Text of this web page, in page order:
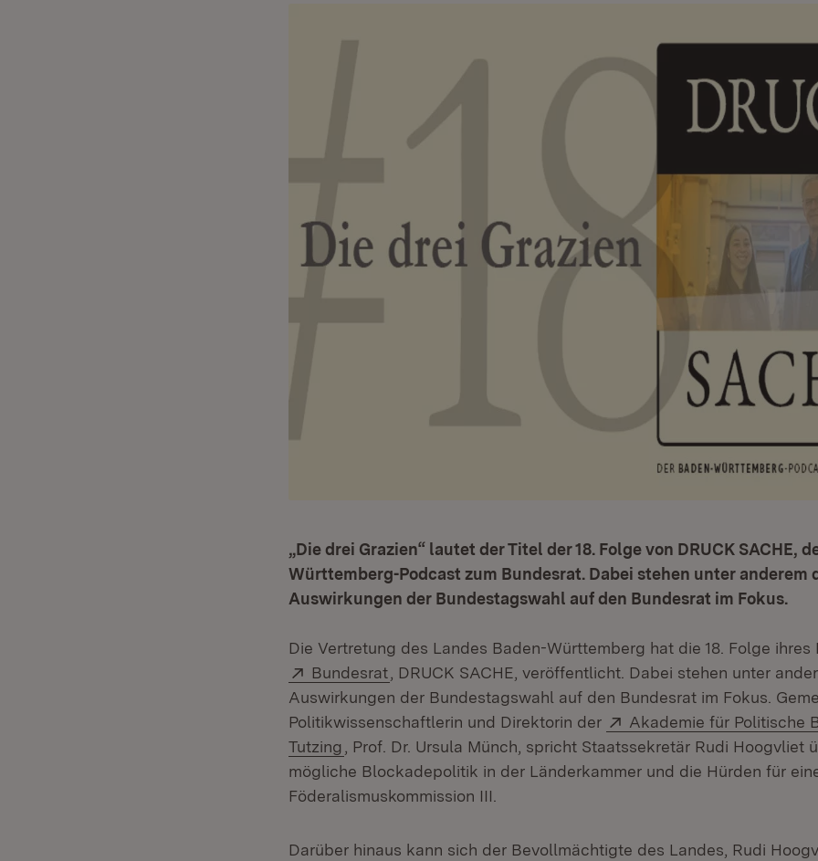
„Die drei Grazien“ lautet der Titel der 18. Folge von DRUCK SACHE,
Württemberg-Podcast zum Bundesrat. Dabei stehen unter anderem
Auswirkungen der Bundestagswahl auf den Bundesrat im Fokus.
Die Vertretung des Landes Baden-Württemberg hat die 18. Folge ihres
Extern:
Bundesrat (Öffnet in neuem Fenster)
, DRUCK SACHE, veröffentlicht. Dabei stehen unter
Auswirkungen der Bundestagswahl auf den Bundesrat im Fokus.
Politikwissenschaftlerin und Direktorin der
Extern:
Akademie für Politische
Tutzing (Öffnet in neuem Fenster)
, Prof. Dr. Ursula Münch, spricht Staatssekretär Rudi Hoogvliet
mögliche Blockadepolitik in der Länderkammer und die Hürden für
Föderalismuskommission III.
Darüber hinaus kann sich der Bevollmächtigte des Landes, Rudi